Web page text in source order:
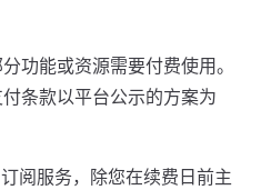
功能或资源需要付费使用。
条款以平台公示的方案为
阅服务，除您在续费日前主